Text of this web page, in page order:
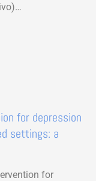
for depression
settings: a
for